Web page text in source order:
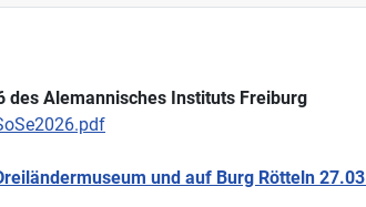
des Alemannisches Instituts Freiburg
und auf Burg Rötteln